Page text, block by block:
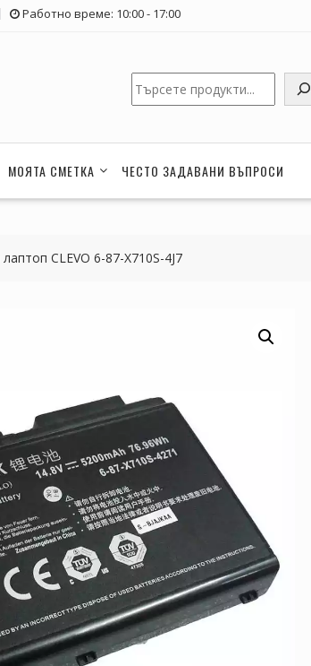
Работно време: 10:00 - 17:00
Търсене
МОЯТА СМЕТКА ЧЕСТО ЗАДАВАНИ ВЪПРОСИ
CLEVO 6-87-X710S-4J7